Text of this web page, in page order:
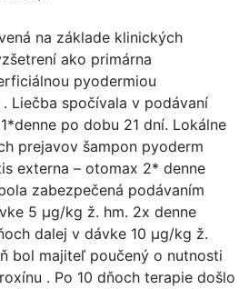
na základe klinických
ako primárna
pyodermiou
Liečba spočívala v podávaní
po dobu 21 dní. Lokálne
prejavov šampon pyoderm
externa – otomax 2* denne
zabezpečená podávaním
5 μg/kg ž. hm. 2x denne
dalej v dávke 10 μg/kg ž.
bol majiteľ poučený o nutnosti
. Po 10 dňoch terapie došlo